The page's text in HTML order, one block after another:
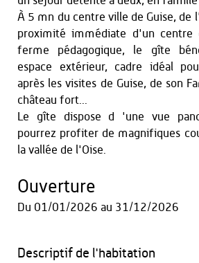
À 5 mn du centre ville de Guise, de
proximité immédiate d'un centre
ferme pédagogique, le gîte
espace extérieur, cadre idéal
après les visites de Guise, de son
château fort...
Le gîte dispose d 'une vue
pourrez profiter de magnifiques
la vallée de l'Oise.
Ouverture
Du 01/01/2026 au 31/12/2026
Descriptif de l'habitation